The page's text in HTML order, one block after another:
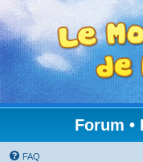
Forum •
FAQ